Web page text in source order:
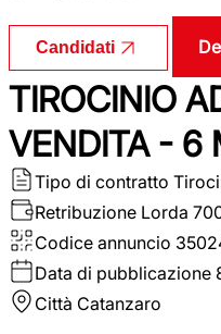
Candidati
TIROCINIO
VENDITA - 6
Tipo di contratto
Retribuzione Lorda
Codice annuncio
Data di pubblicazione
Città Catanzaro